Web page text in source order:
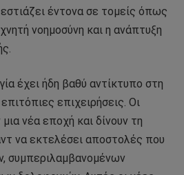
έντονα σε τομείς όπως
νοημοσύνη και η ανάπτυξη
έχει ήδη βαθύ αντίκτυπο στη
επιχειρήσεις. Οι
νέα εποχή και δίνουν τη
να εκτελέσει αποστολές που
συμπεριλαμβανομένων